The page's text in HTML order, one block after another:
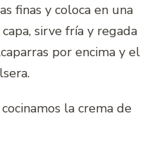
finas y coloca en una
sirve fría y regada
por encima y el
la crema de